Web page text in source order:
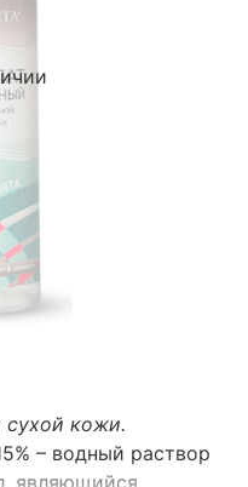
сухой кожи.
– водный раствор
являющийся